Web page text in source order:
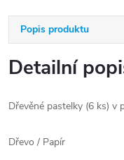
Popis produktu
Detailní
Dřevěné pastelky (6 ks) v
Dřevo / Papír